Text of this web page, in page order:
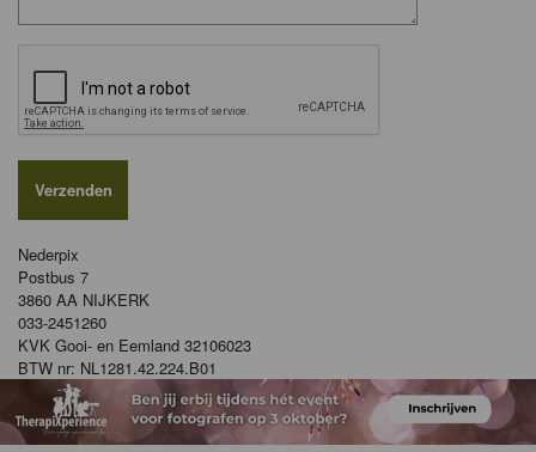
Nederpix
Postbus 7
3860 AA NIJKERK
033-2451260
KVK Gooi- en Eemland 32106023
BTW nr: NL1281.42.224.B01